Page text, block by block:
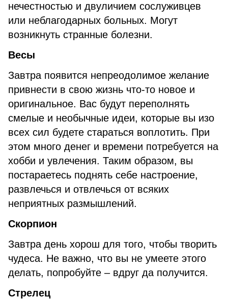
нечестностью и двуличием сослуживцев
или неблагодарных больных. Могут
возникнуть странные болезни.
Весы
Завтра появится непреодолимое желание
привнести в свою жизнь что-то новое и
оригинальное. Вас будут переполнять
смелые и необычные идеи, которые вы изо
всех сил будете стараться воплотить. При
этом много денег и времени потребуется на
хобби и увлечения. Таким образом, вы
постараетесь поднять себе настроение,
развлечься и отвлечься от всяких
неприятных размышлений.
Скорпион
Завтра день хорош для того, чтобы творить
чудеса. Не важно, что вы не умеете этого
делать, попробуйте – вдруг да получится.
Стрелец